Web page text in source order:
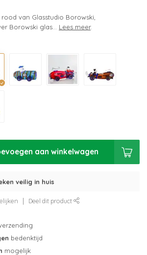
van Glasstudio Borowski,
Borowski glas... Lees meer.
aan winkelwagen
veilig in huis
Deel dit product
bedenktijd
mogelijk